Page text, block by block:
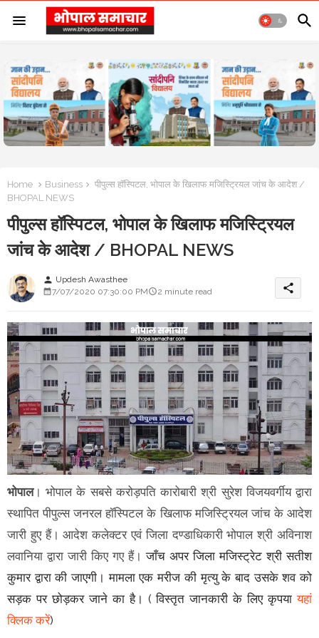
Home Business
पीपुल्स हॉस्पिटल, भोपाल के खिलाफ मजिस्ट्रियल जांच के आदेश /
BHOPAL NEWS
पीपुल्स हॉस्पिटल, भोपाल के खिलाफ मजिस्ट्रियल
जांच के आदेश / BHOPAL NEWS
person Updesh Awasthee
7/07/2020 07:30:00 PM
2 minute read share
भोपाल। भोपाल के सबसे करोड़पति कारोबारी श्री सुरेश विजयवर्गीय द्वारा
स्थापित पीपुल्स जनरल हॉस्पिटल के खिलाफ मजिस्ट्रियल जांच के आदेश
जारी हुए हैं। आदेश कलेक्टर एवं जिला दण्डाधिकारी भोपाल श्री अविनाश
लवानिया द्वारा जारी किए गए हैं।जाँच अपर जिला मजिस्ट्रेट श्री सतीश
कुमार द्वारा की जाएगी। मामला एक मरीज की मृत्यु के बाद उसके शव को
सड़क पर छोड़कर जाने का है। ( विस्तृत जानकारी के लिए कृपयायहां
क्लिक करें)